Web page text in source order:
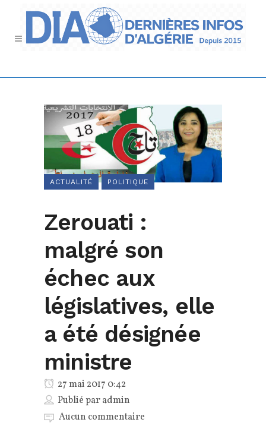
ACTUALITÉ POLITIQUE
Zerouati :
malgré son
échec aux
législatives, elle
a été désignée
ministre
27 mai 2017 0:42
Publié paradmin
Aucun commentaire